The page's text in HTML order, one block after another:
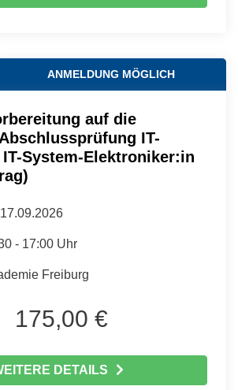
ANMELDUNG MÖGLICH
auf die
IT-
System-Elektroniker:in
17.09.2026
- 17:00 Uhr
Freiburg
175,00 €
DETAILS